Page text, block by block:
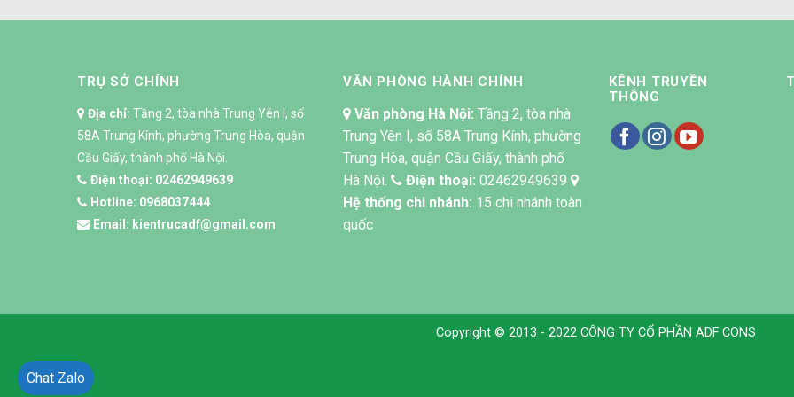
TRỤ SỞ CHÍNH
Địa chỉ: Tầng 2, tòa nhà Trung Yên I, số
58A Trung Kính, phường Trung Hòa, quận
Cầu Giấy, thành phố Hà Nội.
Điện thoại: 02462949639
Hotline: 0968037444
Email: kientrucadf@gmail.com
VĂN PHÒNG HÀNH CHÍNH
Văn phòng Hà Nội: Tầng 2, tòa nhà
Trung Yên I, số 58A Trung Kính, phường
Trung Hòa, quận Cầu Giấy, thành phố
Hà Nội.
Điện thoại: 02462949639
Hệ thống chi nhánh: 15 chi nhánh toàn
quốc
KÊNH TRUYỀN
THÔNG
Copyright © 2013 - 2022 CÔNG TY CỔ PHẦN ADF CONS
Chat Zalo